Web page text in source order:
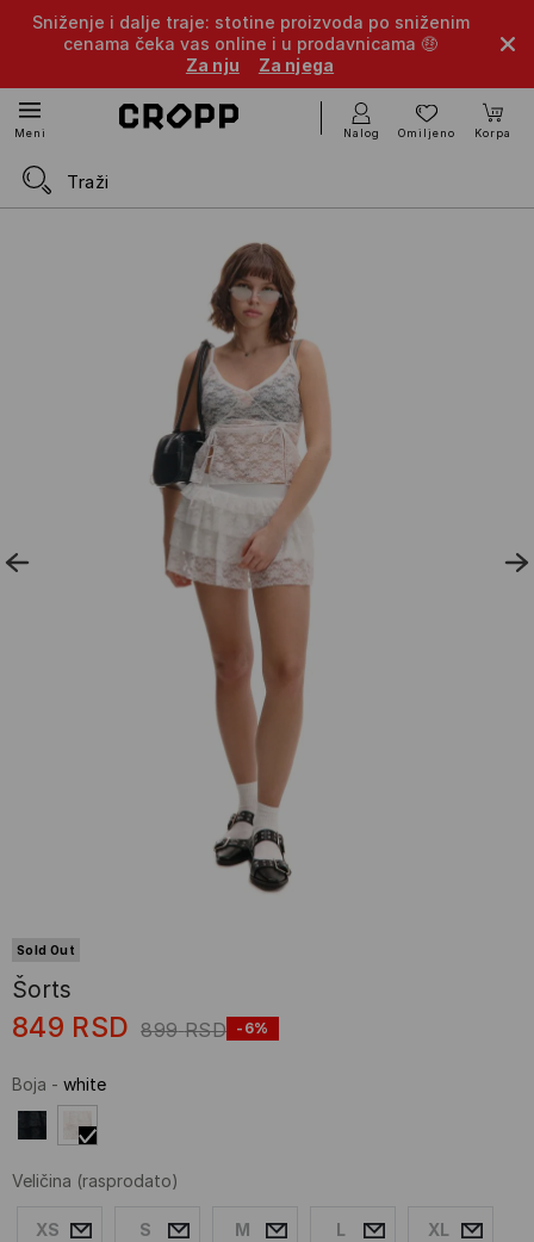
Sniženje i dalje traje: stotine proizvoda po sniženim
cenama čeka vas online i u prodavnicama 🤑
Za nju
Za njega
Meni Nalog Omiljeno Korpa
Sold Out
Šorts
849 RSD 899 RSD -6%
Boja - white
Veličina (rasprodato)
XS S M L XL